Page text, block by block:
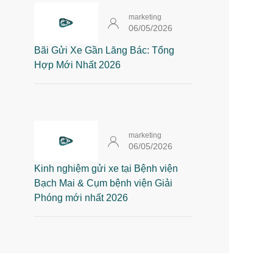
marketing
06/05/2026
Bãi Gửi Xe Gần Lăng Bác: Tổng
Hợp Mới Nhất 2026
marketing
06/05/2026
Kinh nghiệm gửi xe tại Bệnh viện
Bạch Mai & Cụm bệnh viện Giải
Phóng mới nhất 2026